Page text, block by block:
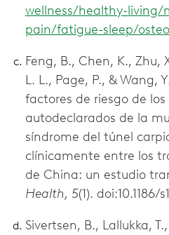
wellness/healthy-living/
pain/fatigue-sleep/
Feng, B., Chen, K., Zhu,
L. L., Page, P., & Wang,
factores de riesgo de
autodeclarados de la
síndrome del túnel
clínicamente entre los
de China: un estudio
Health, 5(1). doi:10.1186/
Sivertsen, B., Lallukka,